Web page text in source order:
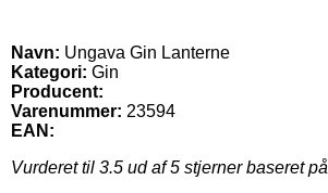
Navn: Ungava Gin Lanterne
Kategori: Gin
Producent:
Varenummer: 23594
EAN:
Vurderet til 3.5 ud af 5 stjerner baseret på